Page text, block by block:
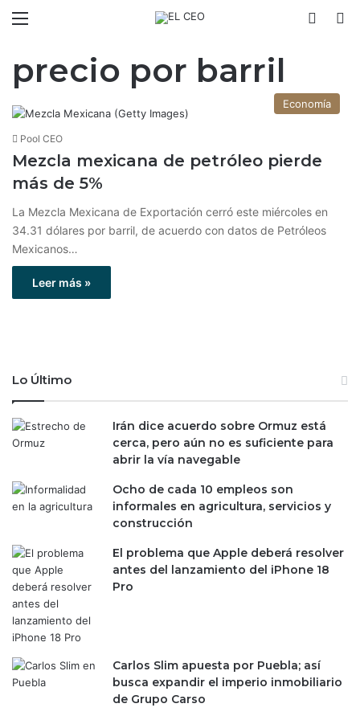
precio por barril
Economía
Pool CEO
Mezcla mexicana de petróleo pierde
más de 5%
La Mezcla Mexicana de Exportación cerró este miércoles en
34.31 dólares por barril, de acuerdo con datos de Petróleos
Mexicanos…
Leer más »
Lo Último
Irán dice acuerdo sobre Ormuz está
cerca, pero aún no es suficiente para
abrir la vía navegable
Ocho de cada 10 empleos son
informales en agricultura, servicios y
construcción
El problema que Apple deberá resolver
antes del lanzamiento del iPhone 18
Pro
Carlos Slim apuesta por Puebla; así
busca expandir el imperio inmobiliario
de Grupo Carso